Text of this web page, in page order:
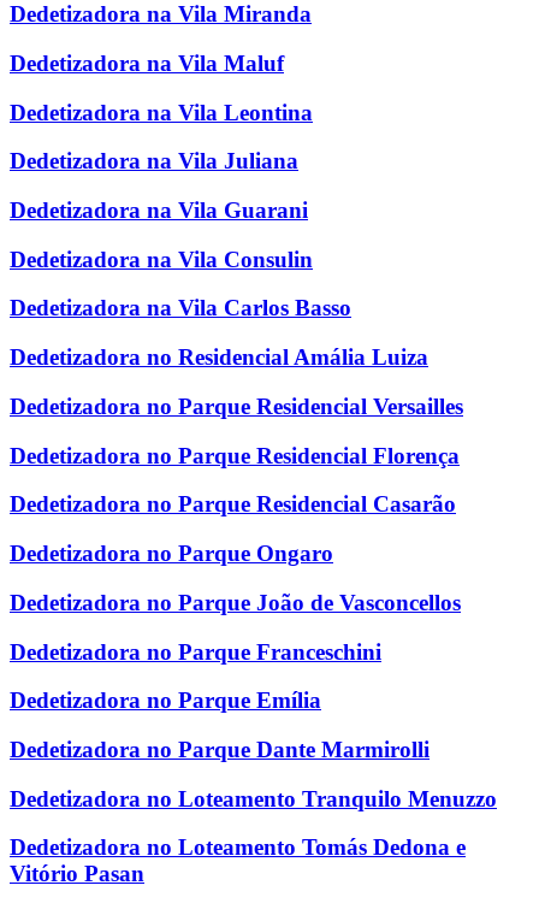
Dedetizadora na Vila Miranda
Dedetizadora na Vila Maluf
Dedetizadora na Vila Leontina
Dedetizadora na Vila Juliana
Dedetizadora na Vila Guarani
Dedetizadora na Vila Consulin
Dedetizadora na Vila Carlos Basso
Dedetizadora no Residencial Amália Luiza
Dedetizadora no Parque Residencial Versailles
Dedetizadora no Parque Residencial Florença
Dedetizadora no Parque Residencial Casarão
Dedetizadora no Parque Ongaro
Dedetizadora no Parque João de Vasconcellos
Dedetizadora no Parque Franceschini
Dedetizadora no Parque Emília
Dedetizadora no Parque Dante Marmirolli
Dedetizadora no Loteamento Tranquilo Menuzzo
Dedetizadora no Loteamento Tomás Dedona e
Vitório Pasan